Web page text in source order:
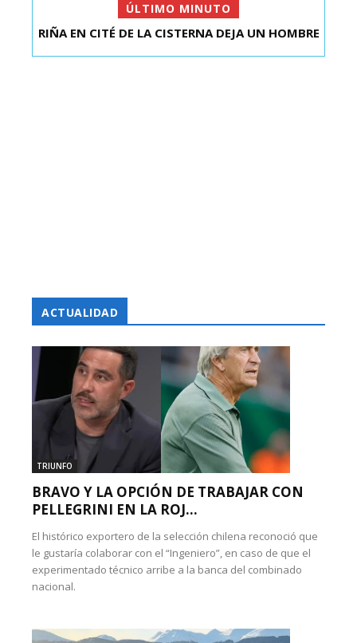
ÚLTIMO MINUTO
RIÑA EN CITÉ DE LA CISTERNA DEJA UN HOMBRE
ACTUALIDAD
TRIUNFO
BRAVO Y LA OPCIÓN DE TRABAJAR CON
PELLEGRINI EN LA ROJ...
El histórico exportero de la selección chilena reconoció que
le gustaría colaborar con el “Ingeniero”, en caso de que el
experimentado técnico arribe a la banca del combinado
nacional.